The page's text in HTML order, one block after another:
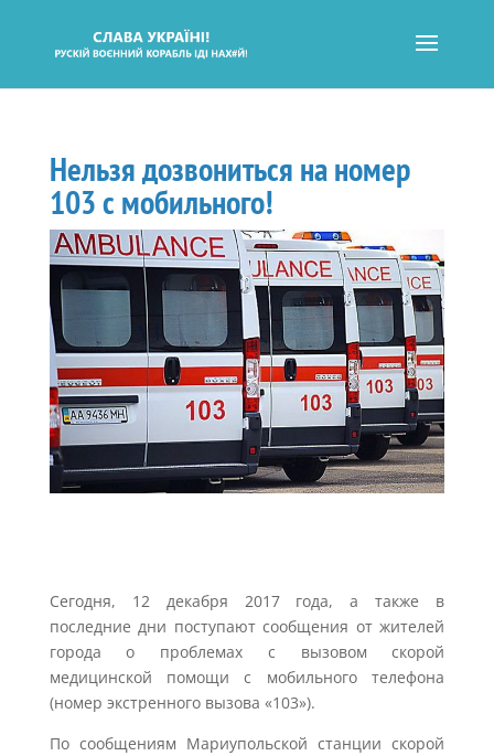
Нельзя дозвониться на номер
103 с мобильного!
Сегодня, 12 декабря 2017 года, а также в
последние дни поступают сообщения от жителей
города о проблемах с вызовом скорой
медицинской помощи с мобильного телефона
(номер экстренного вызова «103»).
По сообщениям Мариупольской станции скорой